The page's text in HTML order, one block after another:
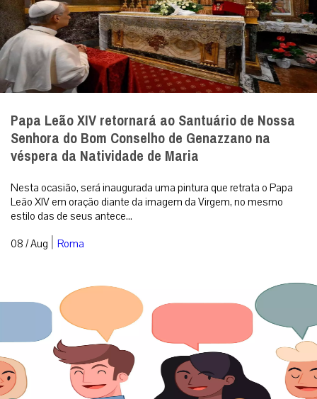
Papa Leão XIV retornará ao Santuário de Nossa
Senhora do Bom Conselho de Genazzano na
véspera da Natividade de Maria
Nesta ocasião, será inaugurada uma pintura que retrata o Papa
Leão XIV em oração diante da imagem da Virgem, no mesmo
estilo das de seus antece...
08 / Aug | Roma